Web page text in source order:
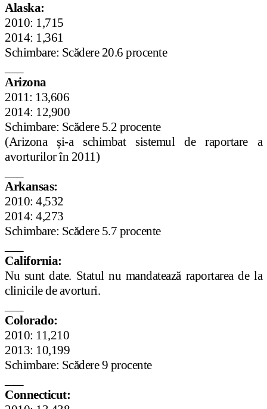
Alaska:
2010: 1,715
2014: 1,361
Schimbare: Scădere 20.6 procente
Arizona
2011: 13,606
2014: 12,900
Schimbare: Scădere 5.2 procente
(Arizona și-a schimbat sistemul de raportare a
avorturilor în 2011)
Arkansas:
2010: 4,532
2014: 4,273
Schimbare: Scădere 5.7 procente
California:
Nu sunt date. Statul nu mandatează raportarea de la
clinicile de avorturi.
Colorado:
2010: 11,210
2013: 10,199
Schimbare: Scădere 9 procente
Connecticut: